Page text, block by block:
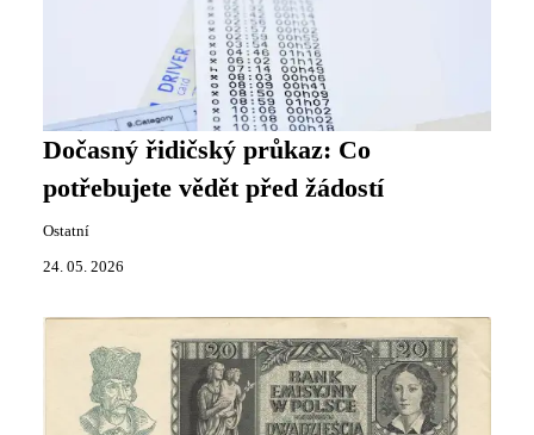
Dočasný řidičský průkaz: Co
potřebujete vědět před žádostí
Ostatní
24. 05. 2026